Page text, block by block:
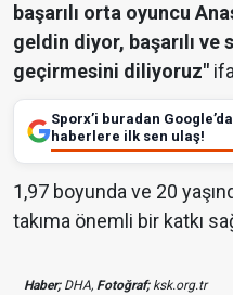
başarılı orta oyuncu
geldin diyor, başarılı ve
geçirmesini diliyoruz"
Sporx’i buradan
haberlere ilk sen ulaş!
1,97 boyunda ve 20
takıma önemli bir katkı
Haber;DHA, Fotoğraf;ksk.org.tr